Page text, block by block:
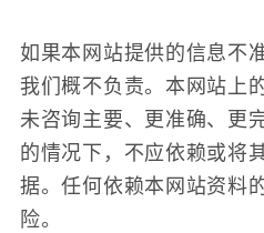
如果本网站提供的信息不
我们概不负责。本网站上
未咨询主要、更准确、更
的情况下，不应依赖或将
据。任何依赖本网站资料
险。